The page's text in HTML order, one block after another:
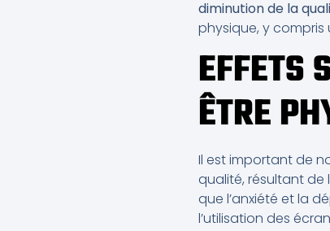
diminution de la
physique, y compris
EFFETS
ÊTRE
Il est important de
qualité, résultant de
que l’anxiété et la
l’utilisation des